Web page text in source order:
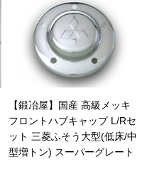
【鍛冶屋】国産 高級メッキ
フロントハブキャップ L/Rセ
ット 三菱ふそう大型(低床/中
型増トン) スーパーグレート